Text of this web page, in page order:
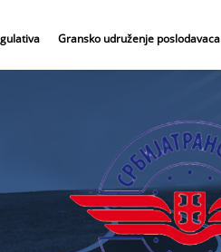
Gransko udruženje poslodavaca